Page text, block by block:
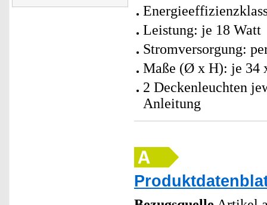
Leistung: je 18 Watt
Stromversorgung:
Maße (Ø x H): je 34
2 Deckenleuchten
Anleitung